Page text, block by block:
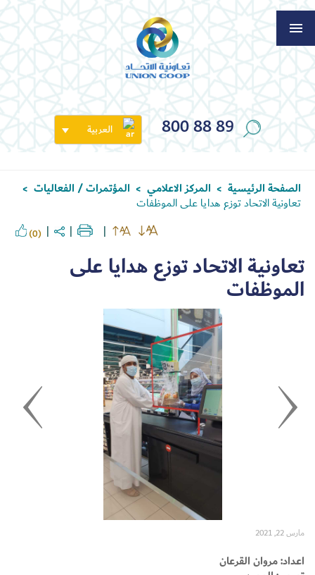
800 88 89 العربية
الصفحة الرئيسية > المركز الاعلامي > المؤتمرات / الفعاليات >
تعاونية الاتحاد توزع هدايا على الموظفات
(0)
تعاونية الاتحاد توزع هدايا على
الموظفات
مارس 22, 2021
اعداد: مروان القرعان
Set Youtube Channel ID